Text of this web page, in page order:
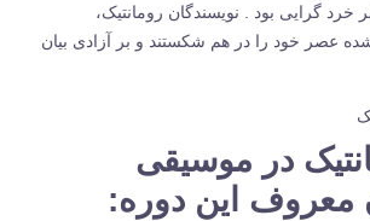
خرد گرایی بود . نویسندگان رومانتیک،
شده عصر خود را در هم شکستند و بر آزادی بیان
در موسیقی
معروف این دوره: